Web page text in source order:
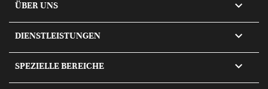
ÜBER UNS 
DIENSTLEISTUNGEN 
SPEZIELLE BEREICHE 